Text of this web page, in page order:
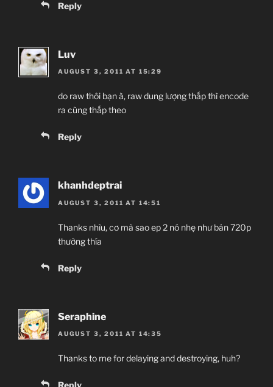
Reply
Luv
AUGUST 3, 2011 AT 15:29
do raw thôi bạn à, raw dung lượng thấp thì encode
ra cũng thấp theo
Reply
khanhdeptrai
AUGUST 3, 2011 AT 14:51
Thanks nhìu, cơ mà sao ep 2 nó nhẹ như bản 720p
thường thía
Reply
Seraphine
AUGUST 3, 2011 AT 14:35
Thanks to me for delaying and destroying, huh?